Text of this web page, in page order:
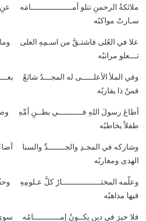
ملائكةُ الرحمنِ تتلو أمـــــــــــــــــامَه
سـارتْ مواكبُه
علا في العُلى فاشتـقَّ من اسـمِهِ العلى وما
تـــعلو مراتبُه
وفي الملأ الأعلـــــى له المجـــدُ شائعٌ
فمنْ ذا يقاربُه
أطاعَ رسولَ اللهِ فــــــــــي بطــنِ أمِّهِ
طفلاً يخاطبُه
وشاركه في المجـدِ والجـــــــدِّ والسنا
الهدى ومغاربُه
وعلّمه المختــــــــــــــــارُ كلَّ عـلومِهِ
فيها مذاهبُه
فلا خيرَ في دينٍ يكــونُ إمـــــــــــامُه